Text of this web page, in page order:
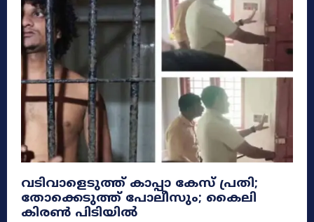
വടിവാളെടുത്ത് കാപ്പാ കേസ് പ്രതി;
തോക്കെടുത്ത് പോലീസും; കൈലി
കിരൺ പിടിയിൽ